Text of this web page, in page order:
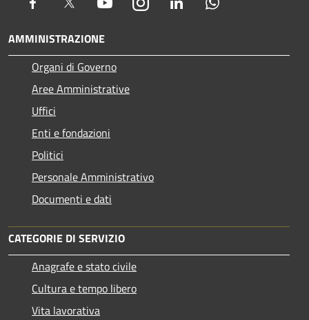
AMMINISTRAZIONE
Organi di Governo
Aree Amministrative
Uffici
Enti e fondazioni
Politici
Personale Amministrativo
Documenti e dati
CATEGORIE DI SERVIZIO
Anagrafe e stato civile
Cultura e tempo libero
Vita lavorativa